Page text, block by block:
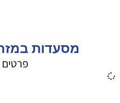
מסעדות
פרטים